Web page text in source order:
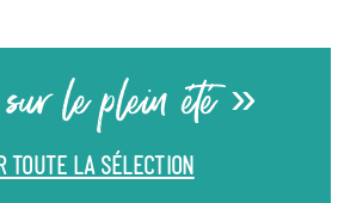
le plein été »
TOUTE LA SÉLECTION